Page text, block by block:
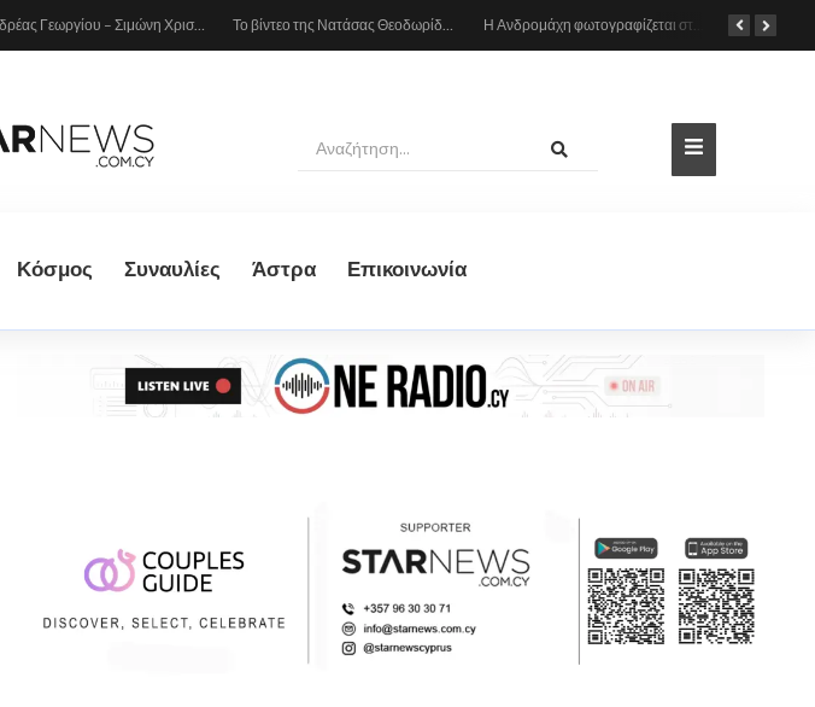
Το βίντεο της Νατάσας Θεοδωρίδου με τη μητέρα της από το αυτοκίνητο: «Πες κάτι στο κοινό σου ρε μαμά» Η Ανδρομάχη φωτογραφίζεται στη θάλασσα, δείτε το στιγμιότυπο
Κόσμος Συναυλίες Άστρα Eπικοινωνία